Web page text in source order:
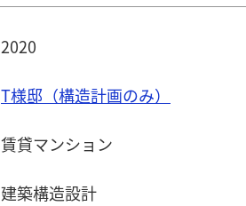
2020
T様邸（構造計画のみ）
賃貸マンション
建築構造設計